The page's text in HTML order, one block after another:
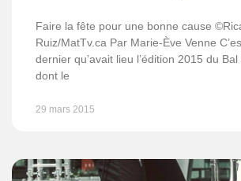
Faire la fête pour une bonne cause
Ruiz/MatTv.ca Par Marie-Ève Venne
dernier qu’avait lieu l’édition 2015 du
dont le
29 mars 2015